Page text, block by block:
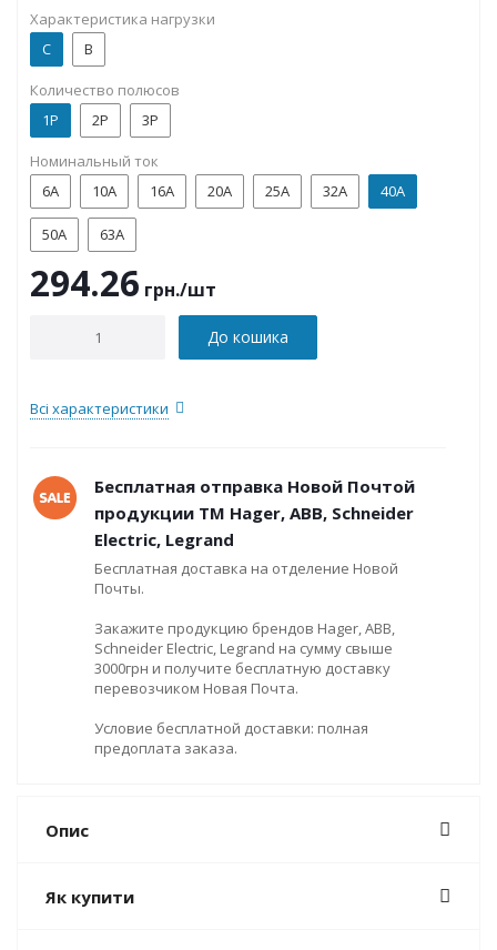
Характеристика нагрузки
C
B
Количество полюсов
1P
2P 3P
Номинальный ток
6А
10А 16А 20А 25А 32А 40А
50А 63А
294.26 грн./шт
До кошика
Всі характеристики
Бесплатная отправка Новой Почтой
продукции ТМ Hager, ABB, Schneider
Electric, Legrand
Бесплатная доставка на отделение Новой
Почты.
Закажите продукцию брендов Hager, ABB,
Schneider Electric, Legrand на сумму свыше
3000грн и получите бесплатную доставку
перевозчиком Новая Почта.
Условие бесплатной доставки: полная
предоплата заказа.
Опис
Як купити